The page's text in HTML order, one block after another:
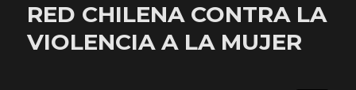
RED CHILENA CONTRA LA
VIOLENCIA A LA MUJER